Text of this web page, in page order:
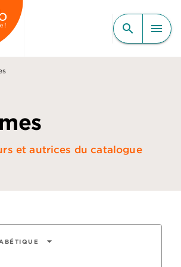
CONTENU
search menu
et autrices du catalogue
arrow_drop_down